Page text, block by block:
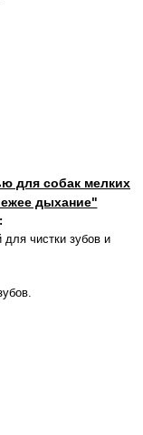
для собак мелких
дыхание"
чистки зубов и